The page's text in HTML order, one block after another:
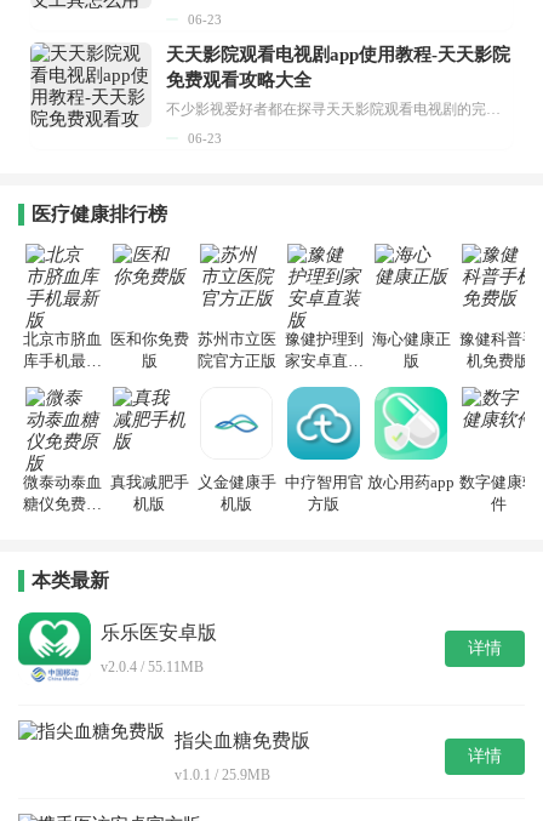
06-23
天天影院观看电视剧app使用教程-天天影院
免费观看攻略大全
不少影视爱好者都在探寻天天影院观看电视剧的完整方法，结合最新平台使用规则，本篇新手入门攻略全面讲解观看渠道、检索流程、播放设置以及画面模式调整等实用内容。全文适配手机、电脑等主流设备，步骤简洁易懂，无论是初次使用的新手，还是想要优化观影体验的用户，都能参照内容快速上手，熟练掌握平台各项操作技巧，轻松畅享影视内容。...
06-23
医疗健康排行榜
北京市脐血
库手机最新
医和你免费
版
苏州市立医
院官方正版
豫健护理到
家安卓直装
海心健康正
版
豫健科普手
机免费版
微泰动泰血
糖仪免费原
真我减肥手
机版
义金健康手
机版
中疗智用官
方版
放心用药app 数字健康软
件
本类最新
乐乐医安卓版
v2.0.4 / 55.11MB
详情
指尖血糖免费版
v1.0.1 / 25.9MB
详情